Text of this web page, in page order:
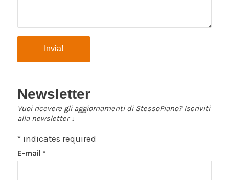
Newsletter
Vuoi ricevere gli aggiornamenti di StessoPiano? Iscriviti
alla newsletter ↓
* indicates required
E-mail *